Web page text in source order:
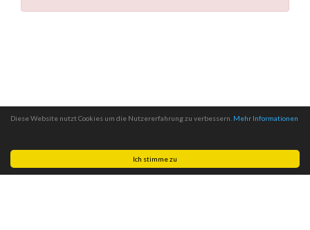
Ich stimme zu
Diese Website nutzt Cookies um die Nutzererfahrung zu verbessern. Mehr Informationen